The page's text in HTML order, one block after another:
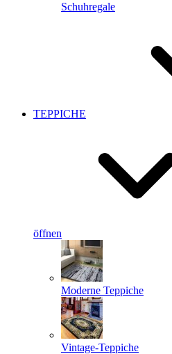
Schuhregale
TEPPICHE
öffnen
Moderne Teppiche
Vintage-Teppiche